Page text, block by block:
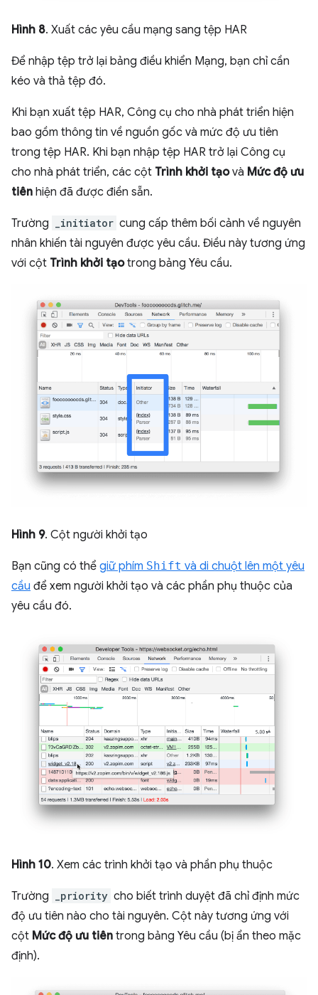
Hình 8. Xuất các yêu cầu mạng sang tệp HAR
Để nhập tệp trở lại bảng điều khiển Mạng, bạn chỉ cần
kéo và thả tệp đó.
Khi bạn xuất tệp HAR, Công cụ cho nhà phát triển hiện
bao gồm thông tin về nguồn gốc và mức độ ưu tiên
trong tệp HAR. Khi bạn nhập tệp HAR trở lại Công cụ
cho nhà phát triển, các cột Trình khởi tạovà Mức độ ưu
tiên hiện đã được điền sẵn.
Trường _initiator cung cấp thêm bối cảnh về nguyên
nhân khiến tài nguyên được yêu cầu. Điều này tương ứng
với cột Trình khởi tạotrong bảng Yêu cầu.
Hình 9. Cột người khởi tạo
Bạn cũng có thể giữ phím Shift và di chuột lên một yêu
cầu để xem người khởi tạo và các phần phụ thuộc của
yêu cầu đó.
Hình 10. Xem các trình khởi tạo và phần phụ thuộc
Trường _priority cho biết trình duyệt đã chỉ định mức
độ ưu tiên nào cho tài nguyên. Cột này tương ứng với
cột Mức độ ưu tiên trong bảng Yêu cầu (bị ẩn theo mặc
định).